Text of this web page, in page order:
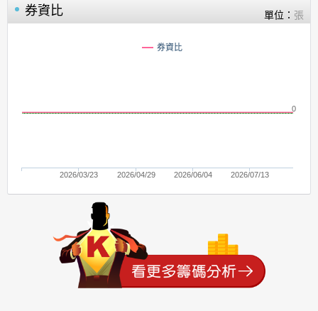
券資比 單位： 張
券資比
2026/03/23 2026/04/29 2026/06/04 2026/07/13
0